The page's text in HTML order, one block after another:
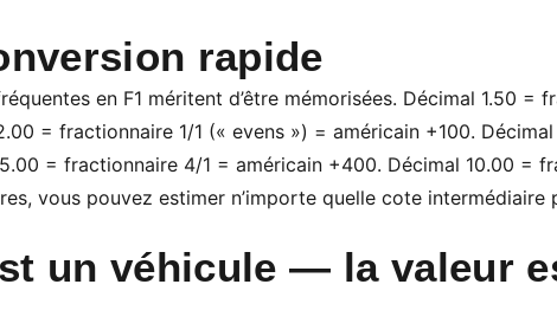
rapide
en F1 méritent d’être mémorisées. Décimal 1.50 =
= fractionnaire 1/1 (« evens ») = américain +100.
= fractionnaire 4/1 = américain +400. Décimal 10.00 =
vous pouvez estimer n’importe quelle cote intermédiaire
un véhicule — la valeur